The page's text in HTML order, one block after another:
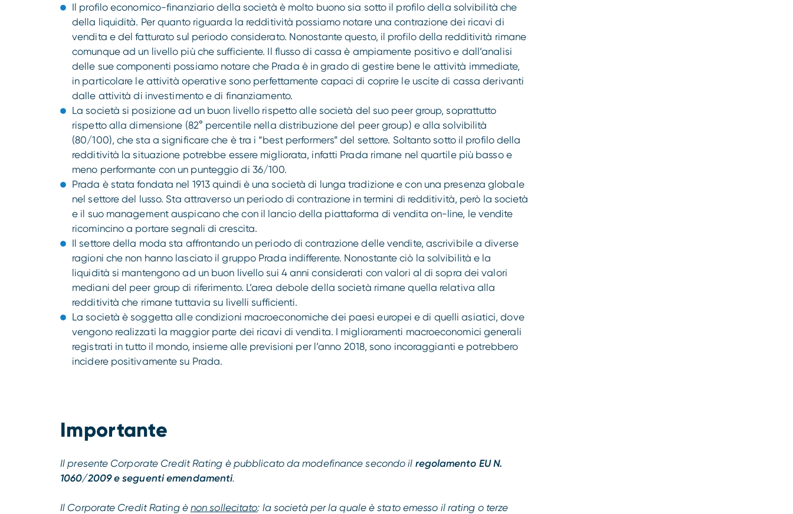
Il profilo economico-finanziario della società è molto buono sia sotto il profilo della solvibilità che
della liquidità. Per quanto riguarda la redditività possiamo notare una contrazione dei ricavi di
vendita e del fatturato sul periodo considerato. Nonostante questo, il profilo della redditività rimane
comunque ad un livello più che sufficiente. Il flusso di cassa è ampiamente positivo e dall’analisi
delle sue componenti possiamo notare che Prada è in grado di gestire bene le attività immediate,
in particolare le attività operative sono perfettamente capaci di coprire le uscite di cassa derivanti
dalle attività di investimento e di finanziamento.
La società si posizione ad un buon livello rispetto alle società del suo peer group, soprattutto
rispetto alla dimensione (82° percentile nella distribuzione del peer group) e alla solvibilità
(80/100), che sta a significare che è tra i “best performers” del settore. Soltanto sotto il profilo della
redditività la situazione potrebbe essere migliorata, infatti Prada rimane nel quartile più basso e
meno performante con un punteggio di 36/100.
Prada è stata fondata nel 1913 quindi è una società di lunga tradizione e con una presenza globale
nel settore del lusso. Sta attraverso un periodo di contrazione in termini di redditività, però la società
e il suo management auspicano che con il lancio della piattaforma di vendita on-line, le vendite
ricomincino a portare segnali di crescita.
Il settore della moda sta affrontando un periodo di contrazione delle vendite, ascrivibile a diverse
ragioni che non hanno lasciato il gruppo Prada indifferente. Nonostante ciò la solvibilità e la
liquidità si mantengono ad un buon livello sui 4 anni considerati con valori al di sopra dei valori
mediani del peer group di riferimento. L’area debole della società rimane quella relativa alla
redditività che rimane tuttavia su livelli sufficienti.
La società è soggetta alle condizioni macroeconomiche dei paesi europei e di quelli asiatici, dove
vengono realizzati la maggior parte dei ricavi di vendita. I miglioramenti macroeconomici generali
registrati in tutto il mondo, insieme alle previsioni per l’anno 2018, sono incoraggianti e potrebbero
incidere positivamente su Prada.
Importante
Il presente Corporate Credit Rating è pubblicato da modefinance secondo il regolamento EU N.
1060/2009 e seguenti emendamenti.
Il Corporate Credit Rating è non sollecitato: la società per la quale è stato emesso il rating o terze